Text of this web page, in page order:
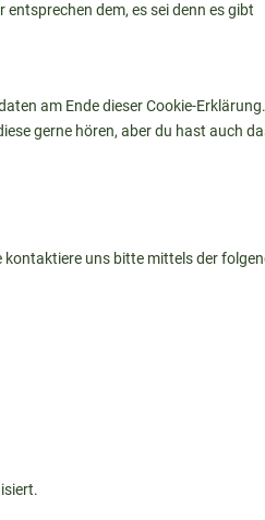
dem, es sei denn es gibt
am Ende dieser Cookie-Erklärung.
gerne hören, aber du hast auch
kontaktiere uns bitte mittels der